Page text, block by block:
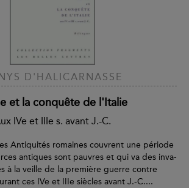
D'HALICARNASSE
et la conquête de l'Italie
IVe et IIIe s. avant J.-C.
Antiquités romaines couvrent une période
antiques sont pauvres et qui va des inva­
à la veille de la première guerre contre
ces IVe et IIIe siècles avant J.-C....